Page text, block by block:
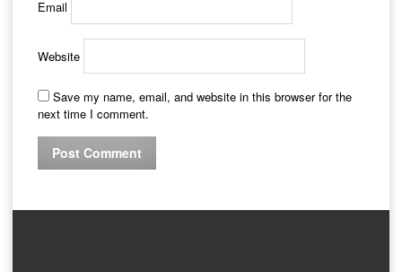
Email
Website
Save my name, email, and website in this browser for the
next time I comment.